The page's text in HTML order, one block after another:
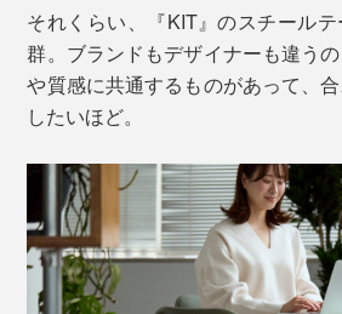
それくらい、『KIT』のスチール
群。ブランドもデザイナーも違う
や質感に共通するものがあって、
したいほど。